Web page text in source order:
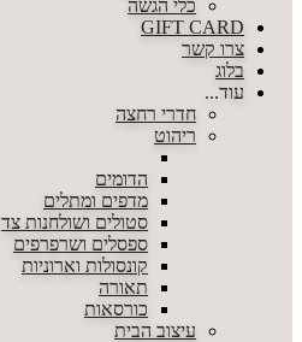
כלי הגשה
GIFT CARD
צרו קשר
בלוג
עוד...
חדרי רחצה
ריהוט
הדומים
מדפים ומתלים
סטולים ושולחנות צד
ספסלים ושרפרפים
קונסולות וארוניות
תאורה
כורסאות
עיצוב הבית